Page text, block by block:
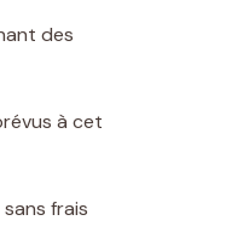
des
à cet
frais